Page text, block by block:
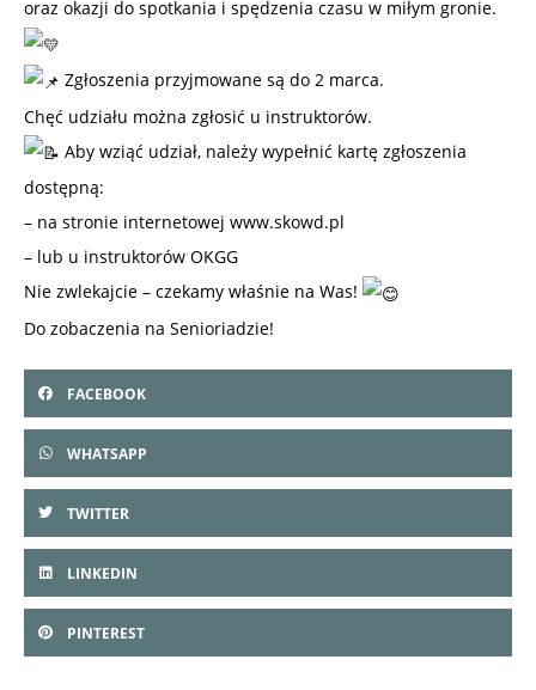
oraz okazji do spotkania i spędzenia czasu w miłym gronie.
Zgłoszenia przyjmowane są do 2 marca.
Chęć udziału można zgłosić u instruktorów.
Aby wziąć udział, należy wypełnić kartę zgłoszenia
dostępną:
– na stronie internetowej www.skowd.pl
– lub u instruktorów OKGG
Nie zwlekajcie – czekamy właśnie na Was!
Do zobaczenia na Senioriadzie!
FACEBOOK
WHATSAPP
TWITTER
LINKEDIN
PINTEREST